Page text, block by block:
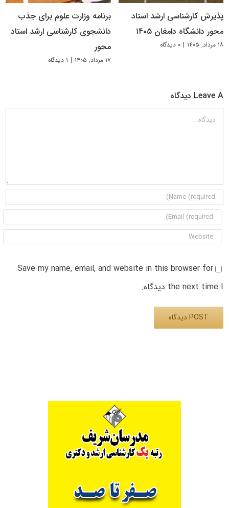
پذیرش کارشناسی ارشد استاد
محور دانشگاه دامغان ۱۴۰۵
۱۸ مرداد, ۱۴۰۵ | ۰ دیدگاه
برنامه وزارت علوم برای جذب
دانشجوی کارشناسی ارشد استاد
محور
۱۷ مرداد, ۱۴۰۵ | ۱ دیدگاه
Leave A دیدگاه
دیدگاه
Save my name, email, and website in this browser for
the next time I دیدگاه.